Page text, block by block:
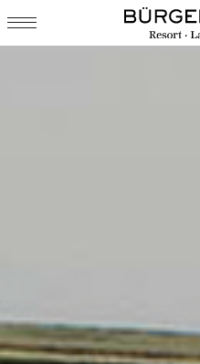
Cookie-Einstellungen